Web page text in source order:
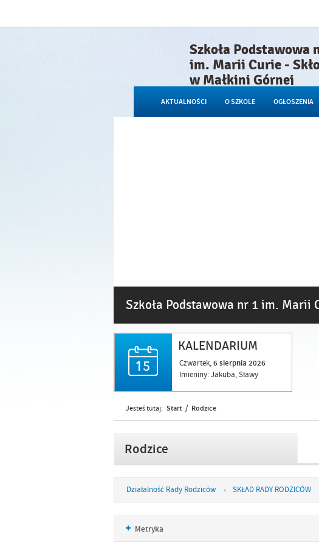
Szkoła Podstawowa
im. Marii Curie -
w Małkini Górnej
AKTUALNOŚCI O SZKOLE OGŁOSZENIA
Szkoła Podstawowa nr 1 im. Marii
KALENDARIUM
Czwartek,6sierpnia 2026
Imieniny: Jakuba, Sławy
Jesteś tutaj: Start / Rodzice
Rodzice
Działalność Rady Rodziców SKŁAD RADY RODZICÓW
Metryka